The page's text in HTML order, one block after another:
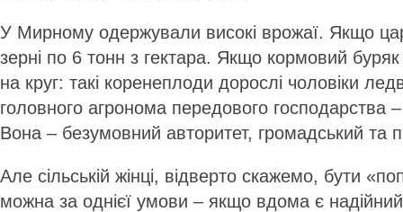
У Мирному одержували високі врожаї. Якщо
зерні по 6 тонн з гектара. Якщо кормовий
на круг: такі коренеплоди дорослі чоловіки
головного агронома передового господарства
Вона – безумовний авторитет, громадський та
Але сільській жінці, відверто скажемо, бути
можна за однієї умови – якщо вдома є